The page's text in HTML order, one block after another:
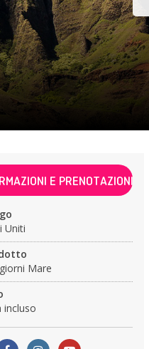
E PRENOTAZIONI
Uniti
Mare
incluso